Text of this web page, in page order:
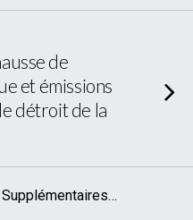
de
et émissions
détroit de la